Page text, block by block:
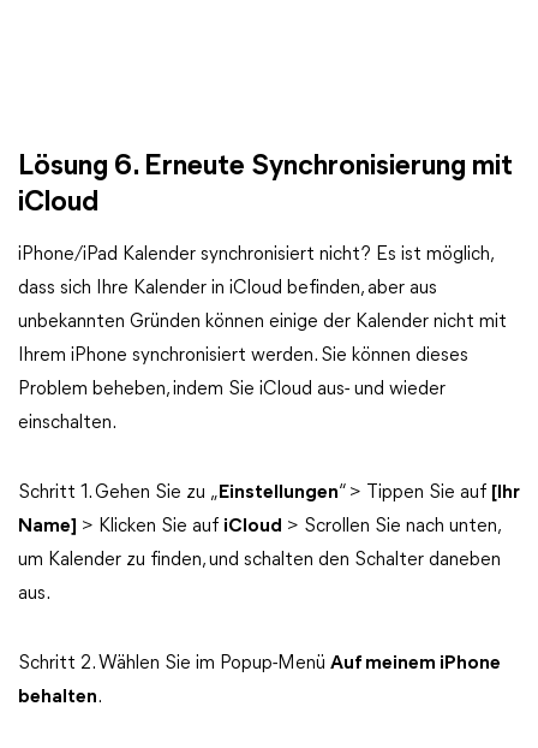
Lösung 6. Erneute Synchronisierung mit
iCloud
iPhone/iPad Kalender synchronisiert nicht? Es ist möglich,
dass sich Ihre Kalender in iCloud befinden, aber aus
unbekannten Gründen können einige der Kalender nicht mit
Ihrem iPhone synchronisiert werden. Sie können dieses
Problem beheben, indem Sie iCloud aus- und wieder
einschalten.
Schritt 1. Gehen Sie zu „ Einstellungen“ > Tippen Sie auf [Ihr
Name] > Klicken Sie auf iCloud > Scrollen Sie nach unten,
um Kalender zu finden, und schalten den Schalter daneben
aus.
Schritt 2. Wählen Sie im Popup-Menü Auf meinem iPhone
behalten.